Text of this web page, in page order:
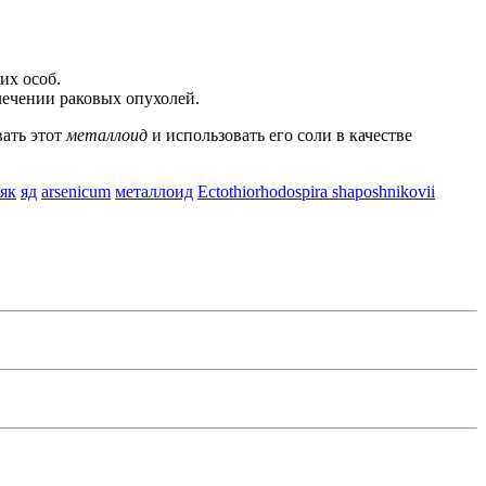
особ.
раковых опухолей.
этот металлоид и использовать его соли в качестве
яд arsenicum металлоид Ectothiorhodospira shaposhnikovii